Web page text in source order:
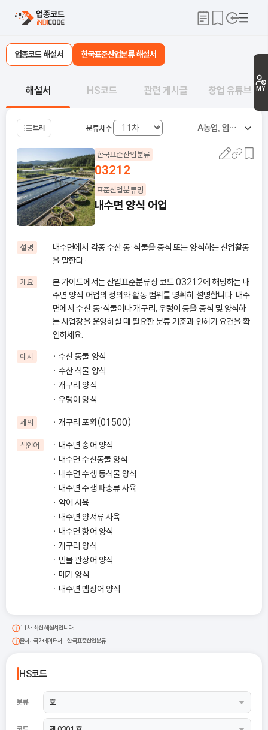
MY
업종코드 해설서 한국표준산업분류 해설서
해설서 HS코드 관련 게시글 창업 유튜브
트리 분류차수 A 농업, 임업 및 어업
한국표준산업분류
03212
표준산업분류명
내수면 양식 어업
설명
내수면에서 각종 수산 동·식물을 증식 또는 양식하는 산업활동
을 말한다·
개요
본 가이드에서는 산업표준분류상 코드 03212에 해당하는 내
수면 양식 어업의 정의와 활동 범위를 명확히 설명합니다. 내수
면에서 수산 동·식물이나 개구리, 우렁이 등을 증식 및 양식하
는 사업장을 운영하실 때 필요한 분류 기준과 인허가 요건을 확
인하세요.
예시
수산 동물 양식
수산 식물 양식
개구리 양식
우렁이 양식
제외 개구리 포획(01500)
색인어
내수면 송어 양식
내수면 수산동물 양식
내수면 수생 동식물 양식
내수면 수생 파충류 사육
악어 사육
내수면 양서류 사육
내수면 향어 양식
개구리 양식
민물 관상어 양식
메기 양식
내수면 뱀장어 양식
11차 최신 해설서입니다.
출처: 국가데이터처 - 한국표준산업분류
HS코드
분류